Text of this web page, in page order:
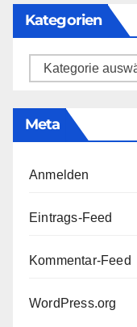
Kategorien
Kategorien
Meta
Anmelden
Eintrags-Feed
Kommentar-Feed
WordPress.org